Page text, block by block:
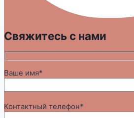
Свяжитесь с нами
Ваше имя*
Контактный телефон*